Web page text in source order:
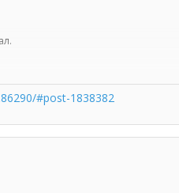
#post-1838382